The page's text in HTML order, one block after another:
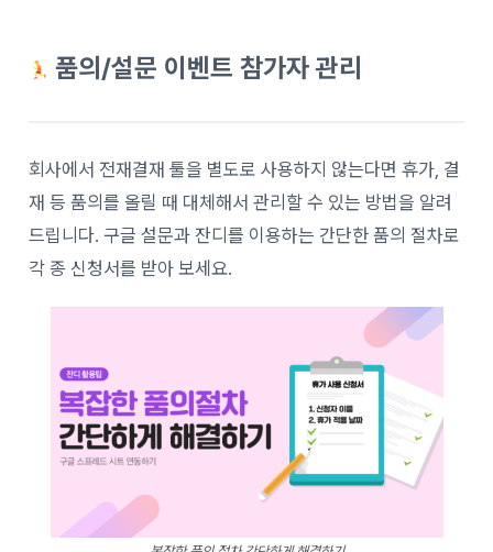
품의/설문 이벤트 참가자 관리
회사에서 전재결재 툴을 별도로 사용하지 않는다면 휴가, 결
재 등 품의를 올릴 때 대체해서 관리할 수 있는 방법을 알려
드립니다. 구글 설문과 잔디를 이용하는 간단한 품의 절차로
각 종 신청서를 받아 보세요.